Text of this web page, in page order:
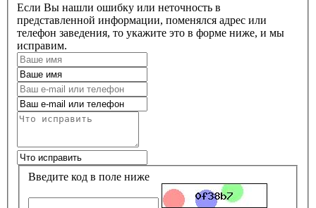
Если Вы нашли ошибку или неточность в
представленной информации, поменялся адрес или
телефон заведения, то укажите это в форме ниже, и мы
исправим.
Введите код в поле ниже